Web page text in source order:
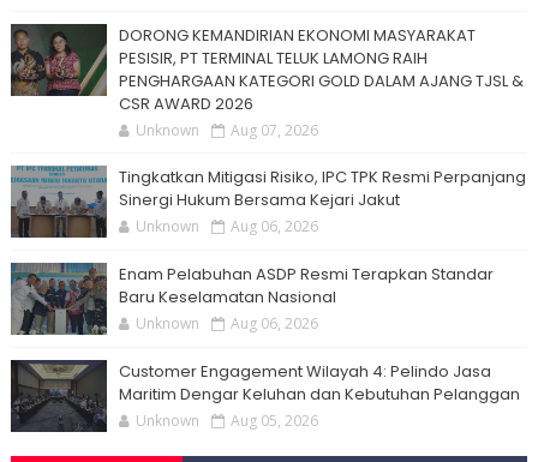
DORONG KEMANDIRIAN EKONOMI MASYARAKAT
PESISIR, PT TERMINAL TELUK LAMONG RAIH
PENGHARGAAN KATEGORI GOLD DALAM AJANG TJSL &
CSR AWARD 2026
Unknown Aug 07, 2026
Tingkatkan Mitigasi Risiko, IPC TPK Resmi Perpanjang
Sinergi Hukum Bersama Kejari Jakut
Unknown Aug 06, 2026
Enam Pelabuhan ASDP Resmi Terapkan Standar
Baru Keselamatan Nasional
Unknown Aug 06, 2026
Customer Engagement Wilayah 4: Pelindo Jasa
Maritim Dengar Keluhan dan Kebutuhan Pelanggan
Unknown Aug 05, 2026